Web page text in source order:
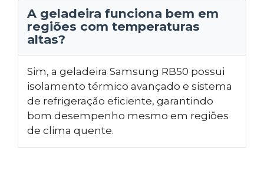
A geladeira funciona bem em
regiões com temperaturas
altas?
Sim, a geladeira Samsung RB50 possui
isolamento térmico avançado e sistema
de refrigeração eficiente, garantindo
bom desempenho mesmo em regiões
de clima quente.